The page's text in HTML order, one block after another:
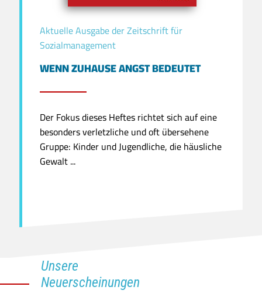
Aktuelle Ausgabe der Zeitschrift für
Sozialmanagement
WENN ZUHAUSE ANGST BEDEUTET
Der Fokus dieses Heftes richtet sich auf eine
besonders verletzliche und oft übersehene
Gruppe: Kinder und Jugendliche, die häusliche
Gewalt ...
Unsere
Neuerscheinungen